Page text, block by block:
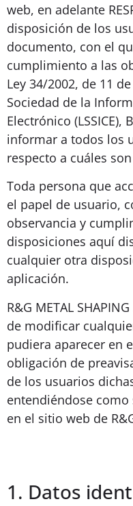
web, en adelante
disposición de los
documento, con el
cumplimiento a las
Ley 34/2002, de 11
Sociedad de la
Electrónico (LSSICE),
informar a todos los
respecto a cuáles
Toda persona que
el papel de usuario,
observancia y
disposiciones aquí
cualquier otra
aplicación.
R&G METAL
de modificar
pudiera aparecer en
obligación de
de los usuarios
entendiéndose
en el sitio web de
1. Datos